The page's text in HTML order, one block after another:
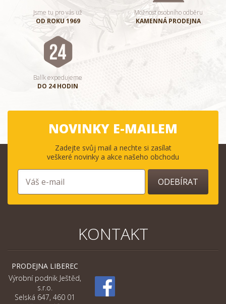
Jsme tu pro vás už
OD ROKU 1969
Možnost osobního odběru
KAMENNÁ PRODEJNA
Balík expedujeme
DO 24 HODIN
NOVINKY E-MAILEM
Zadejte svůj mail a nechte si zasílat
veškeré novinky a akce našeho obchodu
ODEBÍRAT
KONTAKT
PRODEJNA LIBEREC
Výrobní podnik Ještěd,
s.r.o.
Selská 647, 460 01